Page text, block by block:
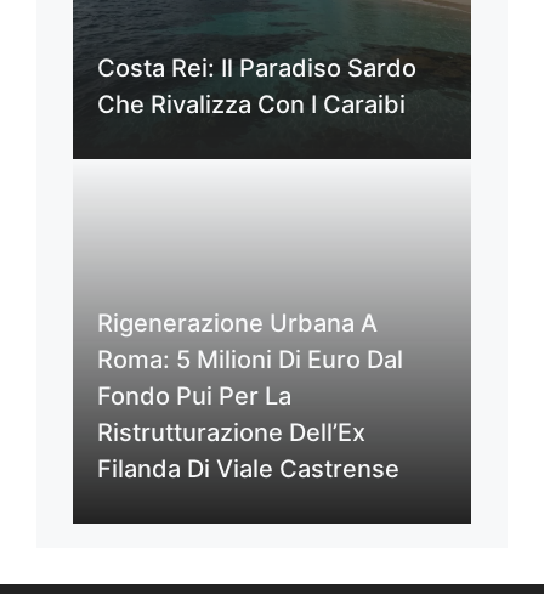
Costa Rei: Il Paradiso Sardo
Che Rivalizza Con I Caraibi
Rigenerazione Urbana A
Roma: 5 Milioni Di Euro Dal
Fondo Pui Per La
Ristrutturazione Dell’Ex
Filanda Di Viale Castrense